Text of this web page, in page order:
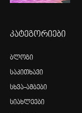
კატეგორიები
ბლოგი
საკითხავი
სხვა-ამბები
სიახლეები